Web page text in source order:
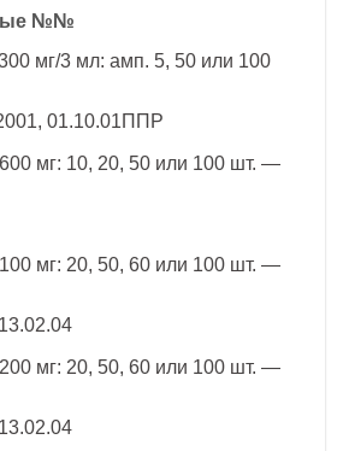
№№
мг/3 мл: амп. 5, 50 или 100
01.10.01ППР
мг: 10, 20, 50 или 100 шт. —
мг: 20, 50, 60 или 100 шт. —
мг: 20, 50, 60 или 100 шт. —